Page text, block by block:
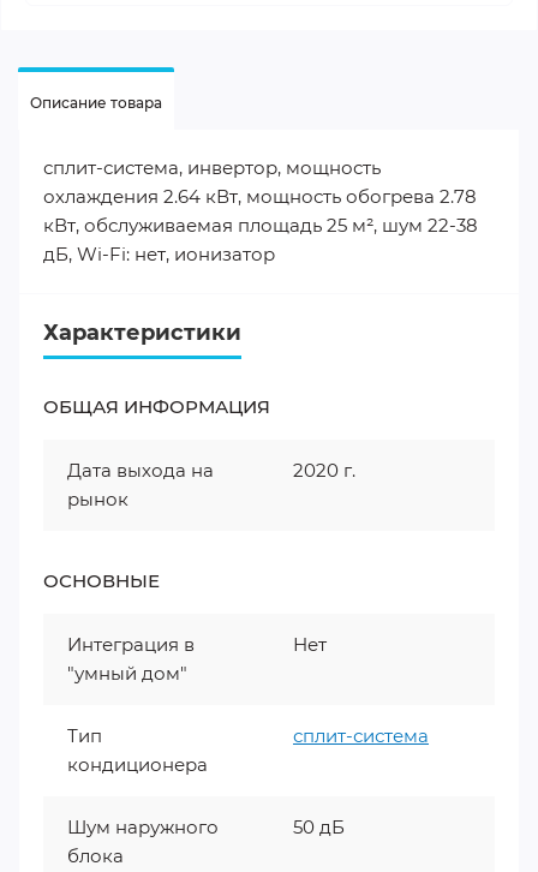
Описание товара
сплит-система, инвертор, мощность
охлаждения 2.64 кВт, мощность обогрева 2.78
кВт, обслуживаемая площадь 25 м², шум 22-38
дБ, Wi-Fi: нет, ионизатор
Характеристики
ОБЩАЯ ИНФОРМАЦИЯ
Дата выхода на
рынок
2020 г.
ОСНОВНЫЕ
Интеграция в
"умный дом"
Нет
Тип
кондиционера
сплит-система
Шум наружного
блока
50 дБ